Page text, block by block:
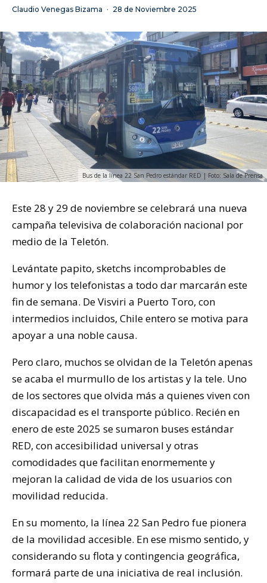
Claudio Venegas Bizama · 28 de Noviembre 2025
Bus de la línea 22 San Pedro estándar RED | Foto: Sala de Prensa
Este 28 y 29 de noviembre se celebrará una nueva
campaña televisiva de colaboración nacional por
medio de la Teletón.
Levántate papito, sketchs incomprobables de
humor y los telefonistas a todo dar marcarán este
fin de semana. De Visviri a Puerto Toro, con
intermedios incluidos, Chile entero se motiva para
apoyar a una noble causa.
Pero claro, muchos se olvidan de la Teletón apenas
se acaba el murmullo de los artistas y la tele. Uno
de los sectores que olvida más a quienes viven con
discapacidad es el transporte público. Recién en
enero de este 2025 se sumaron buses estándar
RED, con accesibilidad universal y otras
comodidades que facilitan enormemente y
mejoran la calidad de vida de los usuarios con
movilidad reducida.
En su momento, la línea 22 San Pedro fue pionera
de la movilidad accesible. En ese mismo sentido, y
considerando su flota y contingencia geográfica,
formará parte de una iniciativa de real inclusión.